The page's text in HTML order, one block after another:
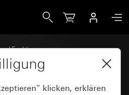
Funktionen
klicken, erklären